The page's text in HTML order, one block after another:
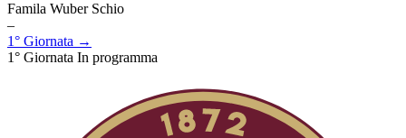
Famila Wuber Schio
–
1° Giornata →
1° Giornata In programma